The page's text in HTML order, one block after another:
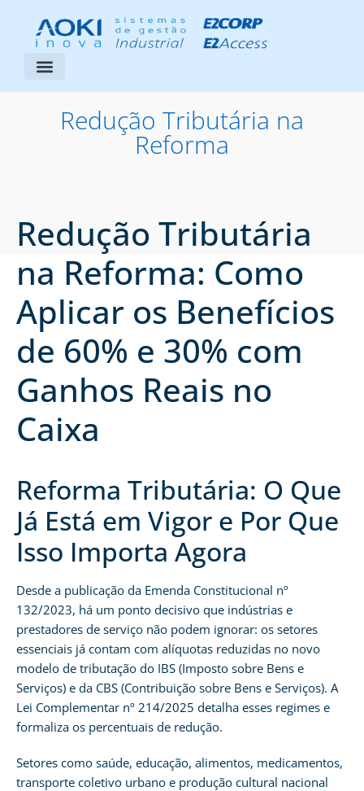
Redução Tributária na
Reforma
Redução Tributária
na Reforma: Como
Aplicar os Benefícios
de 60% e 30% com
Ganhos Reais no
Caixa
Reforma Tributária: O Que
Já Está em Vigor e Por Que
Isso Importa Agora
Desde a publicação da Emenda Constitucional nº
132/2023, há um ponto decisivo que indústrias e
prestadores de serviço não podem ignorar: os setores
essenciais já contam com alíquotas reduzidas no novo
modelo de tributação do IBS (Imposto sobre Bens e
Serviços) e da CBS (Contribuição sobre Bens e Serviços). A
Lei Complementar nº 214/2025 detalha esses regimes e
formaliza os percentuais de redução.
Setores como saúde, educação, alimentos, medicamentos,
transporte coletivo urbano e produção cultural nacional